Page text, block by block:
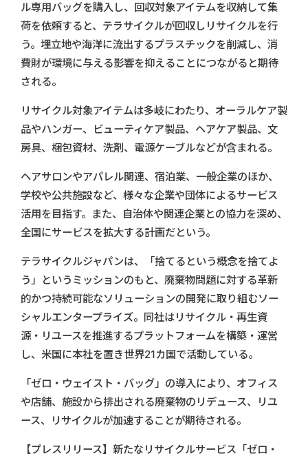
ル専用バッグを購入し、回収対象アイテムを収納して集
荷を依頼すると、テラサイクルが回収しリサイクルを行
う。埋立地や海洋に流出するプラスチックを削減し、消
費財が環境に与える影響を抑えることにつながると期待
される。
リサイクル対象アイテムは多岐にわたり、オーラルケア製
品やハンガー、ビューティケア製品、ヘアケア製品、文
房具、梱包資材、洗剤、電源ケーブルなどが含まれる。
ヘアサロンやアパレル関連、宿泊業、一般企業のほか、
学校や公共施設など、様々な企業や団体によるサービス
活用を目指す。また、自治体や関連企業との協力を深め、
全国にサービスを拡大する計画だという。
テラサイクルジャパンは、「捨てるという概念を捨てよ
う」というミッションのもと、廃棄物問題に対する革新
的かつ持続可能なソリューションの開発に取り組むソー
シャルエンタープライズ。同社はリサイクル・再生資
源・リユースを推進するプラットフォームを構築・運営
し、米国に本社を置き世界21カ国で活動している。
「ゼロ・ウェイスト・バッグ」の導入により、オフィス
や店舗、施設から排出される廃棄物のリデュース、リユ
ース、リサイクルが加速することが期待される。
【プレスリリース】新たなリサイクルサービス「ゼロ・